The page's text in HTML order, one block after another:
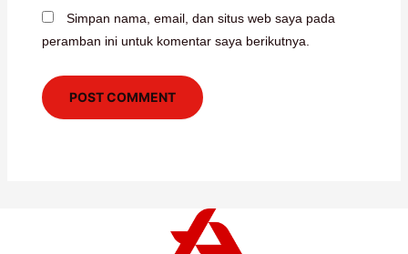
Simpan nama, email, dan situs web saya pada
peramban ini untuk komentar saya berikutnya.